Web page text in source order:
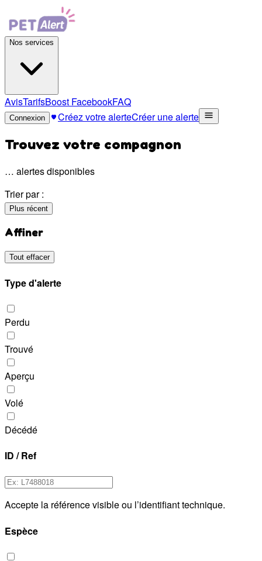
Nos services
AvisTarifsBoost FacebookFAQ
Connexion Créez votre alerteCréer une alerte
Trouvez votre compagnon
… alertes disponibles
Trier par :
Plus récent
Affiner
Tout effacer
Type d'alerte
Perdu
Trouvé
Aperçu
Volé
Décédé
ID / Ref
Accepte la référence visible ou l’identifiant technique.
Espèce